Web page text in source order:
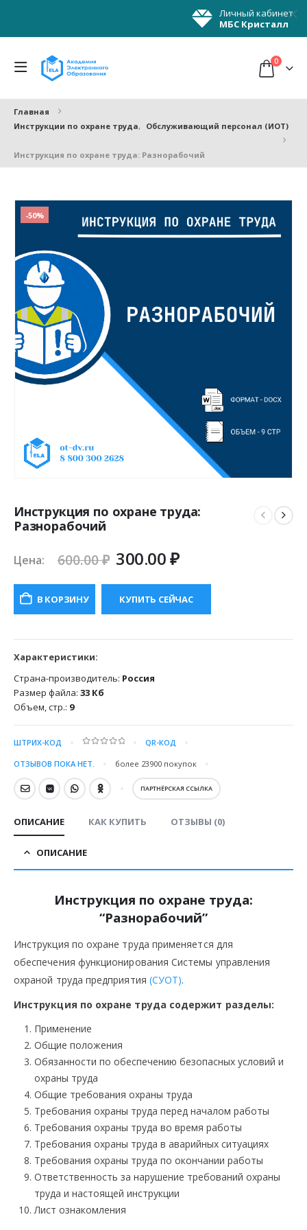
Личный кабинет
МБС Кристалл
0
Главная
Инструкции по охране труда, Обслуживающий персонал (ИОТ)
Инструкция по охране труда: Разнорабочий
-50%
Инструкция по охране труда:
Разнорабочий
Цена: 600.00₽ Первоначальная
составляла
600.00 ₽.
300.00₽Текущая
300.00 ₽.
В КОРЗИНУ КУПИТЬ СЕЙЧАС
Характеристики:
Страна-производитель: Россия
Размер файла: 33 Кб
Объем, стр.: 9
ШТРИХ-КОД QR-КОД
ОТЗЫВОВ ПОКА НЕТ. более 23900 покупок
ПАРТНЁРСКАЯ ССЫЛКА
ОПИСАНИЕ КАК КУПИТЬ ОТЗЫВЫ (0)
ОПИСАНИЕ
Инструкция по охране труда:
“Разнорабочий”
Инструкция по охране труда применяется для
обеспечения функционирования Системы управления
охраной труда предприятия (СУОТ).
Инструкция по охране труда содержит разделы:
Применение
Общие положения
Обязанности по обеспечению безопасных условий и
охраны труда
Общие требования охраны труда
Требования охраны труда перед началом работы
Требования охраны труда во время работы
Требования охраны труда в аварийных ситуациях
Требования охраны труда по окончании работы
Ответственность за нарушение требований охраны
труда и настоящей инструкции
Лист ознакомления